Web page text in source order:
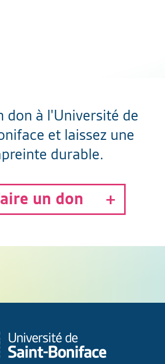
don à l'Université de
et laissez une
durable.
un don